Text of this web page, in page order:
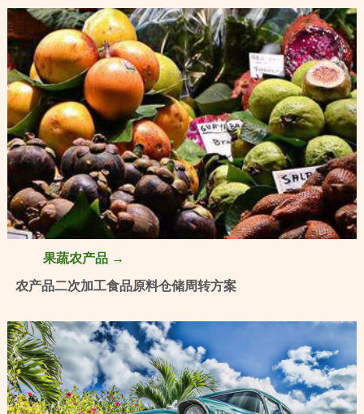
农产品二次加工食品原料仓储周转方案
果蔬农产品 →